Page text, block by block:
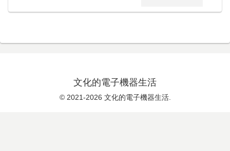
文化的電子機器生活
© 2021-2026 文化的電子機器生活.